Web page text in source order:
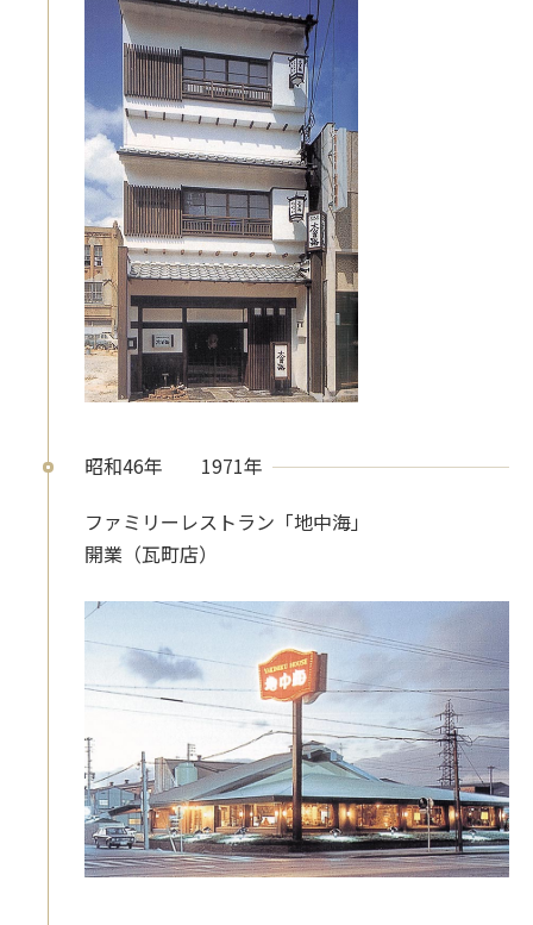
昭和46年
1971年
ファミリーレストラン「地中海」
開業（瓦町店）